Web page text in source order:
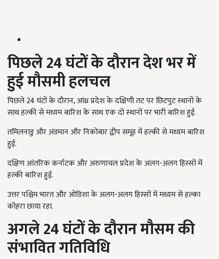
पिछले24घंटों के दौरान देश भर में
हुई मौसमी हलचल
पिछले 24 घंटों के दौरान, आंध्र प्रदेश के दक्षिणी तट पर छिटपुट स्थानों के
साथ हल्की से मध्यम बारिश के साथ एक दो स्थानों पर भारी बारिश हुई.
तमिलनाडु और अंडमान और निकोबार द्वीप समूह में हल्की से मध्यम बारिश
हुई.
दक्षिण आंतरिक कर्नाटक और अरुणाचल प्रदेश के अलग-अलग हिस्सों में
हल्की बारिश हुई.
उत्तर पश्चिम भारत और ओडिशा के अलग-अलग हिस्सों में मध्यम से हल्का
कोहरा छाया रहा.
अगले24घंटों के दौरान मौसम की
संभावित गतिविधि